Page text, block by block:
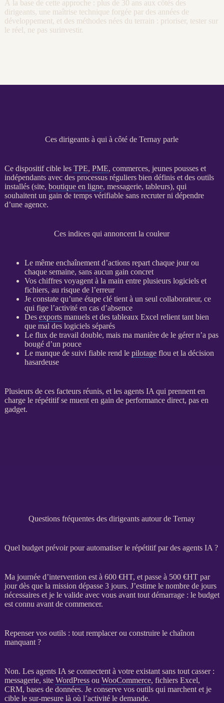
À la base de cette approche : plus de 30 ans aux côtés des
dirigeants, une maîtrise technique forgée par des années de
développement, et des méthodes nées du terrain : prioriser, tester sur
le réel, ne pas surinvestir.
Ces dirigeants à qui à côté de Ternay parle
Ce dispositif cible les TPE, PME, commerces, jeunes pousses et
indépendants avec des processusréguliers bien définis et des outils
installés (site, boutique en ligne, messagerie, tableurs), qui
souhaitent un gain de temps vérifiable sans recruter ni dépendre
d’une agence.
Ces indices qui annoncent la couleur
Le même enchaînement d’actions repart chaque jour ou
chaque semaine, sans aucun gain concret
Vos chiffres voyagent à la main entre plusieurs logiciels et
fichiers, au risque de l’erreur
Je constate qu’une étape clé tient à un seul collaborateur, ce
qui fige l’activité en cas d’absence
Des exportsmanuels et des tableaux Excel relient tant bien
que mal des logiciels séparés
Le fluxde travail double, mais ma manière de le gérer n’a pas
bougé d’un pouce
Le manque de suivi fiable rend le pilotageflou et la décision
hasardeuse
Plusieurs de ces facteurs réunis, et les agents IA qui prennent en
charge le répétitif se muent en gain de performance direct, pas en
gadget.
Questions fréquentes des dirigeants autour de Ternay
Quel budget prévoir pour automatiser le répétitif par des agents IA ?
Ma journée d’intervention est à 600 €HT, et passe à 500 €HTpar
jour dès que la mission dépasse 3 jours. J’estime le nombre de jours
nécessaires et je le valide avec vous avant tout démarrage : le budget
est connu avant de commencer.
Repenser vos outils : tout remplacer ou construire le chaînon
manquant ?
Non. Les agents IA se connectent à votre existant sans tout casser :
messagerie, site WordPressou WooCommerce, fichiers Excel,
CRM, bases de données. Je conserve vos outils qui marchent et je
cible le sur-mesure là où l’activité le demande.